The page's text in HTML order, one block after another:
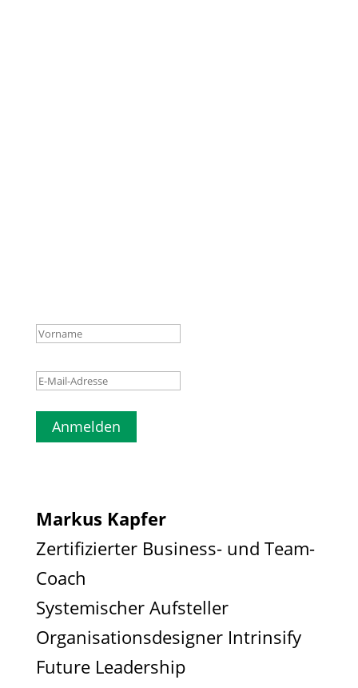
Anmelden
Markus Kapfer
Zertifizierter Business- und Team-
Coach
Systemischer Aufsteller
Organisationsdesigner Intrinsify
Future Leadership